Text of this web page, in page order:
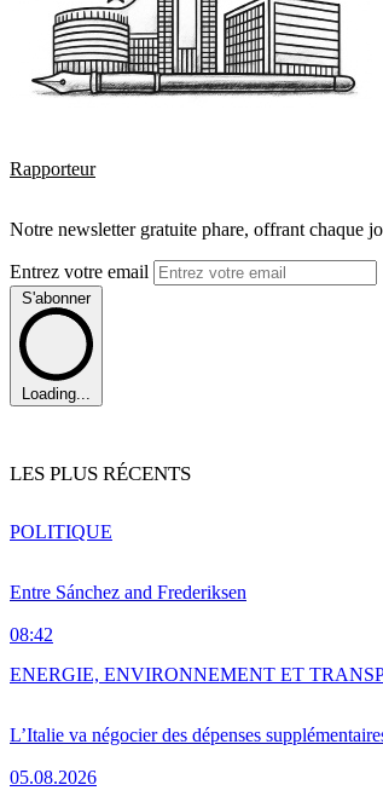
Rapporteur
Notre newsletter gratuite phare, offrant chaque
Entrez votre email
S'abonner
Loading...
LES PLUS RÉCENTS
Entre Sánchez and Frederiksen
08:42
POLITIQUE
L’Italie va négocier des dépenses
05.08.2026
ENERGIE, ENVIRONNEMENT ET